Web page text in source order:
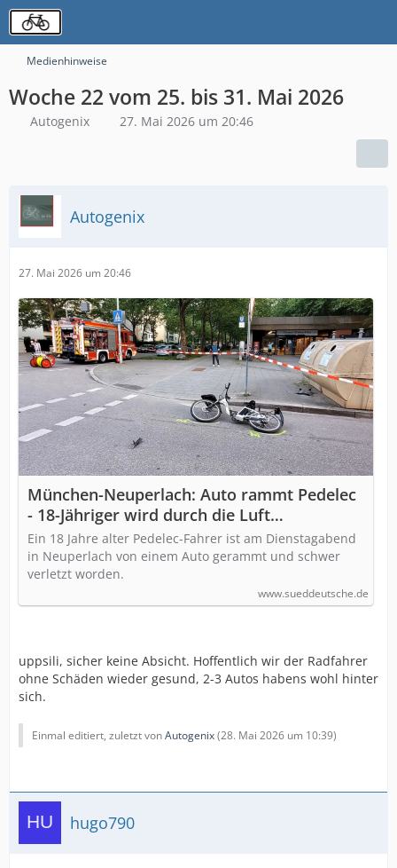
Medienhinweise
Woche 22 vom 25. bis 31. Mai 2026
Autogenix 27. Mai 2026 um 20:46
Autogenix
27. Mai 2026 um 20:46
München-Neuperlach: Auto rammt Pedelec
- 18-Jähriger wird durch die Luft
geschleudert und schwer verletzt
Ein 18 Jahre alter Pedelec-Fahrer ist am Dienstagabend
in Neuperlach von einem Auto gerammt und schwer
verletzt worden.
www.sueddeutsche.de
uppsili, sicher keine Absicht. Hoffentlich wir der Radfahrer
ohne Schäden wieder gesund, 2-3 Autos habens wohl hinter
sich.
Einmal editiert, zuletzt vonAutogenix(28. Mai 2026 um 10:39)
hugo790